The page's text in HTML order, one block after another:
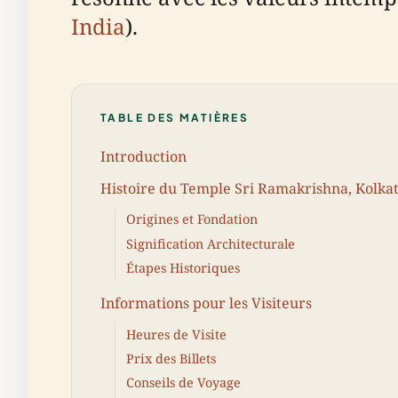
India).
TABLE DES MATIÈRES
Introduction
Histoire du Temple Sri Ramakrishna,
Origines et Fondation
Signification Architecturale
Étapes Historiques
Informations pour les Visiteurs
Heures de Visite
Prix des Billets
Conseils de Voyage